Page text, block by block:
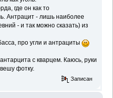
где он как то
Антрацит - лишь наиболее
- и так можно сказать) из
про угли и антрациты
с кварцем. Каюсь, руки
фотку.
Записан